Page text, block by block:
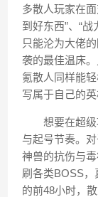
多散人玩家在
到好东西”、“
只能沦为大佬
袭的最佳温床
氪散人同样能
写属于自己的英
想要在超级
与起号节奏。
神兽的抗伤与
刷各类BOSS，
的前48小时，